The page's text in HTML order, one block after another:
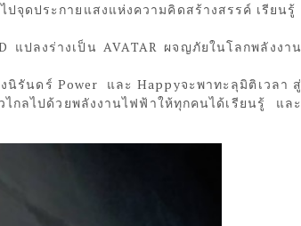
จุดประกายแสงแห่งความคิดสร้างสรรค์ เรียนรู้
ปลงร่างเป็น AVATAR ผจญภัยในโลกพลังงาน
รันดร์ Power และ Happyจะพาทะลุมิติเวลา สู่
ลไปด้วยพลังงานไฟฟ้าให้ทุกคนได้เรียนรู้ และ